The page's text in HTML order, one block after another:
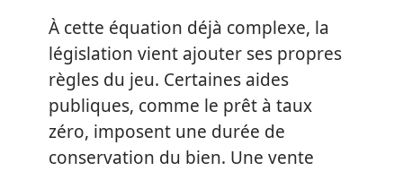
À cette équation déjà complexe, la
législation vient ajouter ses propres
règles du jeu. Certaines aides
publiques, comme le prêt à taux
zéro, imposent une durée de
conservation du bien. Une vente